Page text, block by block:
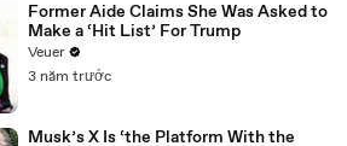
Former Aide Claims She Was Asked to
Make a ‘Hit List’ For Trump
Veuer
3 năm trước
Musk’s X Is ‘the Platform With the